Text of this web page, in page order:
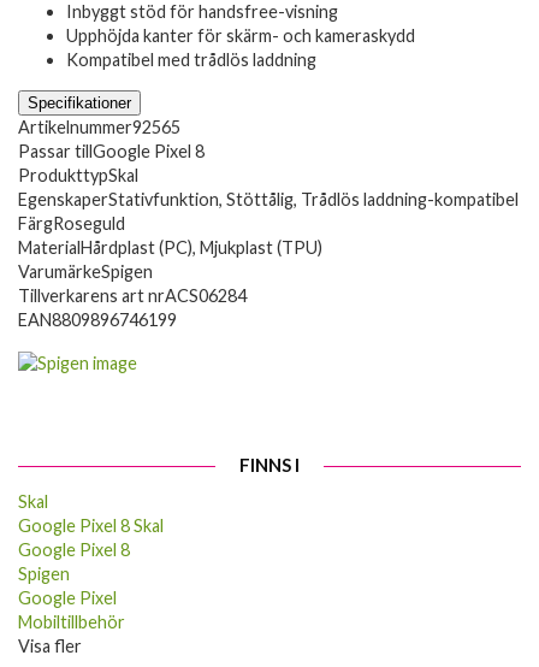
Inbyggt stöd för handsfree-visning
Upphöjda kanter för skärm- och kameraskydd
Kompatibel med trådlös laddning
Specifikationer
Artikelnummer92565
Passar tillGoogle Pixel 8
ProdukttypSkal
EgenskaperStativfunktion, Stöttålig, Trådlös laddning-kompatibel
FärgRoseguld
MaterialHårdplast (PC), Mjukplast (TPU)
VarumärkeSpigen
Tillverkarens art nrACS06284
EAN8809896746199
FINNS I
Skal
Google Pixel 8 Skal
Google Pixel 8
Spigen
Google Pixel
Mobiltillbehör
Visa fler